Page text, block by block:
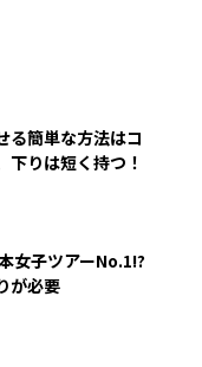
る簡単な方法はコ
りは短く持つ！
女子ツアーNo.1!?
が必要